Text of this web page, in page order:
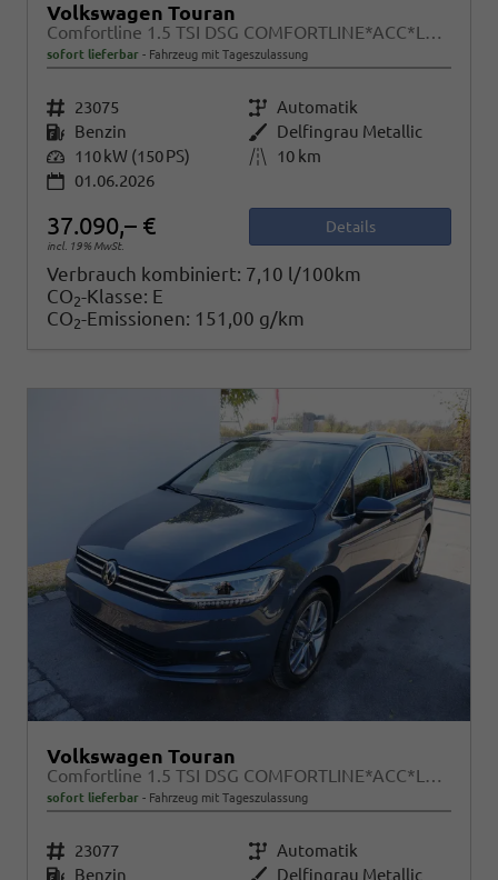
Volkswagen Touran
Comfortline 1.5 TSI DSG COMFORTLINE*ACC*LED*PDC*KAMERA*NAVI*SHZ* 7-SITZER 17-ZOLL
sofort lieferbar Fahrzeug mit Tageszulassung
Fahrzeugnr. 23075 Getriebe Automatik
Kraftstoff Benzin Außenfarbe Delfingrau Metallic
Leistung 110 kW (150 PS) Kilometerstand
10 km
01.06.2026
37.090,– €
incl. 19% MwSt.
Details
Verbrauch kombiniert: 7,10 l/100km
CO2-Klasse: E
CO2-Emissionen: 151,00 g/km
Volkswagen Touran
Comfortline 1.5 TSI DSG COMFORTLINE*ACC*LED*PDC*KAMERA*NAVI*SHZ* 7-SITZER 17-ZOLL
sofort lieferbar Fahrzeug mit Tageszulassung
Fahrzeugnr. 23077 Getriebe Automatik
Kraftstoff Benzin Außenfarbe Delfingrau Metallic